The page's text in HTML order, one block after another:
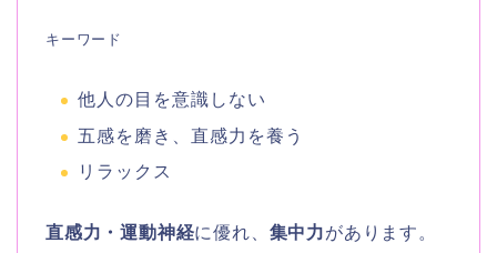
キーワード
他人の目を意識しない
五感を磨き、直感力を養う
リラックス
直感力・運動神経に優れ、 集中力があります。